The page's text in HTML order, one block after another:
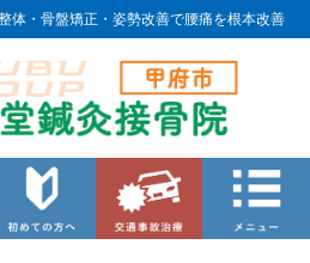
体・骨盤矯正・姿勢改善で腰痛を根本改善